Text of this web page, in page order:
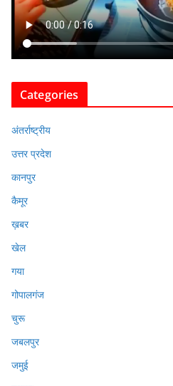
Categories
अंतर्राष्ट्रीय
उत्तर प्रदेश
कानपुर
कैमूर
ख़बर
खेल
गया
गोपालगंज
चुरू
जबलपुर
जमुई